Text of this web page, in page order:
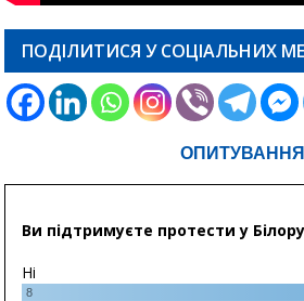
ПОДІЛИТИСЯ У СОЦІАЛЬНИХ
ОПИТУВАННЯ
Ви підтримуєте протести у
Ні
8